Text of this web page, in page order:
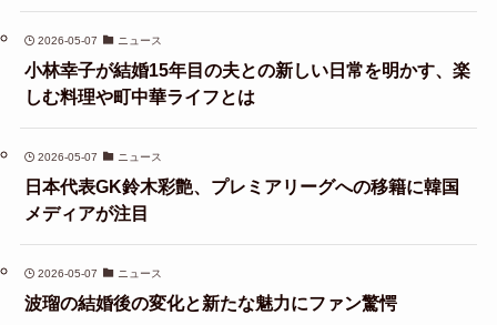
2026-05-07 ニュース
小林幸子が結婚15年目の夫との新しい日常を明かす、楽
しむ料理や町中華ライフとは
2026-05-07 ニュース
日本代表GK鈴木彩艶、プレミアリーグへの移籍に韓国
メディアが注目
2026-05-07 ニュース
波瑠の結婚後の変化と新たな魅力にファン驚愕